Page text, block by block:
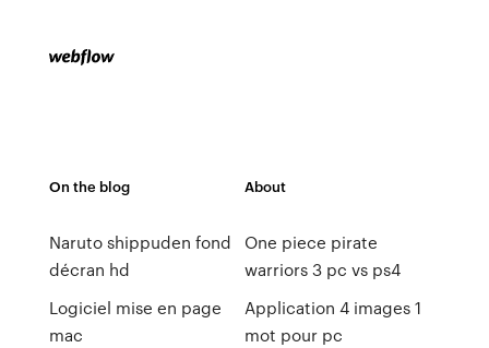
On the blog
Naruto shippuden fond
décran hd
Logiciel mise en page
mac
About
One piece pirate
warriors 3 pc vs ps4
Application 4 images 1
mot pour pc